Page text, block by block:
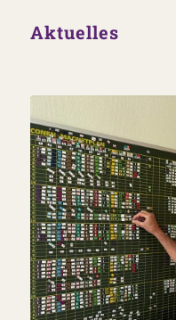
Aktuelles